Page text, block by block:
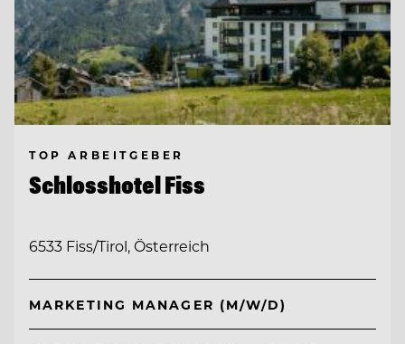
TOP ARBEITGEBER
Schlosshotel Fiss
6533 Fiss/Tirol, Österreich
MARKETING MANAGER (M/W/D)